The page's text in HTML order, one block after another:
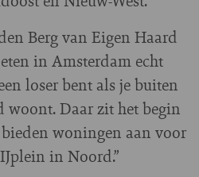
Berg van Eigen Haard
in Amsterdam echt
loser bent als je buiten
Daar zit het begin
woningen aan voor
in Noord.”